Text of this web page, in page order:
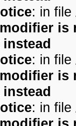
: in file
: in file
: in file